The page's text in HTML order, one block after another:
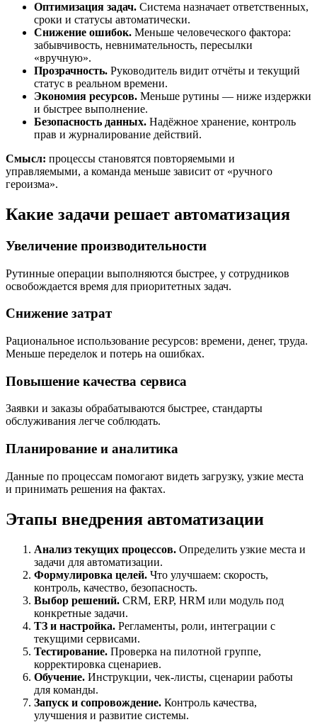
Оптимизация задач. Система назначает ответственных,
сроки и статусы автоматически.
Снижение ошибок. Меньше человеческого фактора:
забывчивость, невнимательность, пересылки
«вручную».
Прозрачность. Руководитель видит отчёты и текущий
статус в реальном времени.
Экономия ресурсов. Меньше рутины — ниже издержки
и быстрее выполнение.
Безопасность данных. Надёжное хранение, контроль
прав и журналирование действий.
Смысл: процессы становятся повторяемыми и
управляемыми, а команда меньше зависит от «ручного
героизма».
Какие задачи решает автоматизация
Увеличение производительности
Рутинные операции выполняются быстрее, у сотрудников
освобождается время для приоритетных задач.
Снижение затрат
Рациональное использование ресурсов: времени, денег, труда.
Меньше переделок и потерь на ошибках.
Повышение качества сервиса
Заявки и заказы обрабатываются быстрее, стандарты
обслуживания легче соблюдать.
Планирование и аналитика
Данные по процессам помогают видеть загрузку, узкие места
и принимать решения на фактах.
Этапы внедрения автоматизации
Анализ текущих процессов. Определить узкие места и
задачи для автоматизации.
Формулировка целей. Что улучшаем: скорость,
контроль, качество, безопасность.
Выбор решений. CRM, ERP, HRM или модуль под
конкретные задачи.
ТЗ и настройка. Регламенты, роли, интеграции с
текущими сервисами.
Тестирование. Проверка на пилотной группе,
корректировка сценариев.
Обучение. Инструкции, чек-листы, сценарии работы
для команды.
Запуск и сопровождение. Контроль качества,
улучшения и развитие системы.